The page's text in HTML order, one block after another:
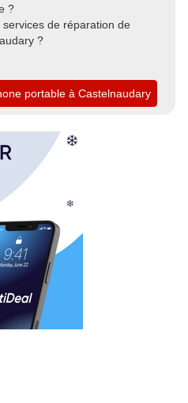
?
de réparation de
?
portable à Castelnaudary